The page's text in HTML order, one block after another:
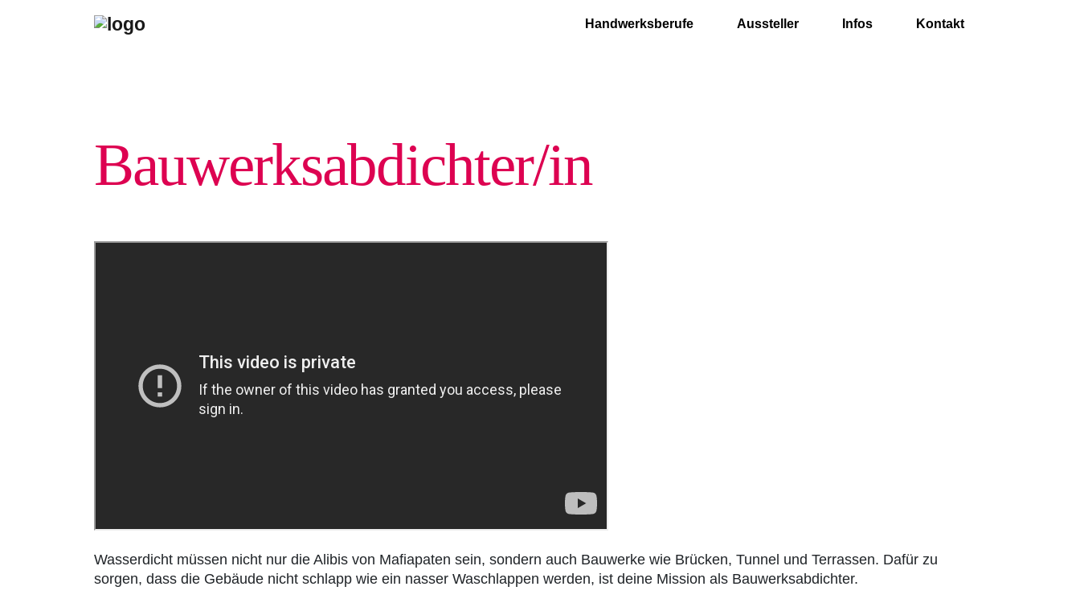
Handwerksberufe Aussteller Infos Kontakt
Bauwerks­abdichter/in
Wasserdicht müssen nicht nur die Alibis von Mafiapaten sein, sondern auch Bauwerke wie Brücken, Tunnel und Terrassen. Dafür zu
sorgen, dass die Gebäude nicht schlapp wie ein nasser Waschlappen werden, ist deine Mission als Bauwerksabdichter.